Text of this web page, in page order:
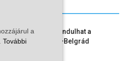
már ősszel újraindulhat a
a Budapest–Belgrád
a
További